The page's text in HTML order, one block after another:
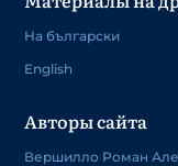
На български
English
Авторы сайта
Вершилло Роман